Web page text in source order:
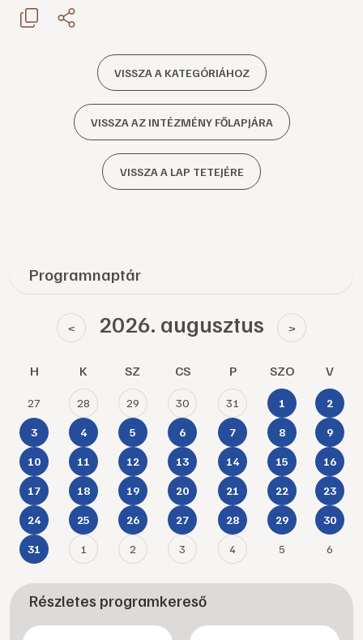
VISSZA A KATEGÓRIÁHOZ
VISSZA AZ INTÉZMÉNY FŐLAPJÁRA
VISSZA A LAP TETEJÉRE
Programnaptár
< 2026. augusztus >
H K SZ CS P SZO V
27 28 29 30 31 1 2
3 4 5 6 7 8 9
10 11 12 13 14 15 16
17 18 19 20 21 22 23
24 25 26 27 28 29 30
31 1 2 3 4 5 6
Részletes programkereső